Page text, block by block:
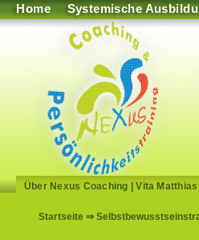
Home Systemische
Über Nexus Coaching |Vita
Startseite ⇒